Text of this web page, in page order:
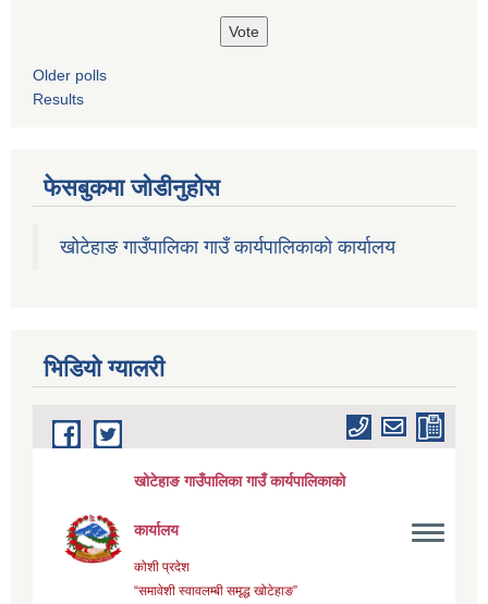
Older polls
Results
फेसबुकमा जोडीनुहोस
खोटेहाङ गाउँपालिका गाउँ कार्यपालिकाको कार्यालय
भिडियाे ग्यालरी